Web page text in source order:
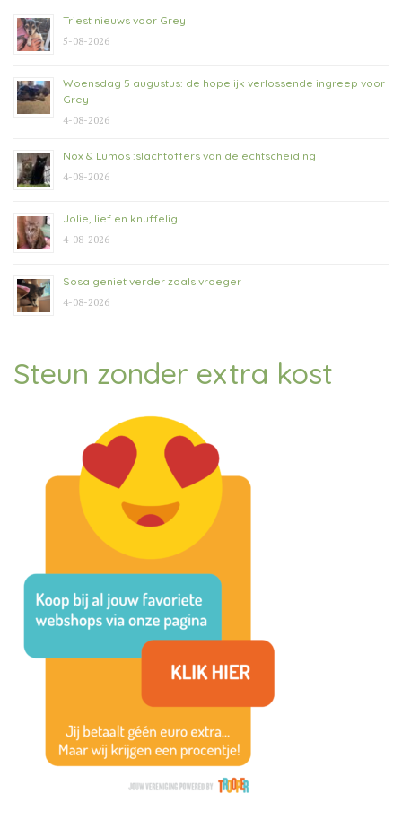
Triest nieuws voor Grey
5-08-2026
Woensdag 5 augustus: de hopelijk verlossende ingreep voor
Grey
4-08-2026
Nox & Lumos :slachtoffers van de echtscheiding
4-08-2026
Jolie, lief en knuffelig
4-08-2026
Sosa geniet verder zoals vroeger
4-08-2026
Steun zonder extra kost